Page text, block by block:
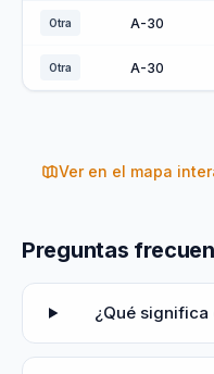
Otra A-30
Otra A-30
Ver en el mapa
Preguntas
¿Qué significa